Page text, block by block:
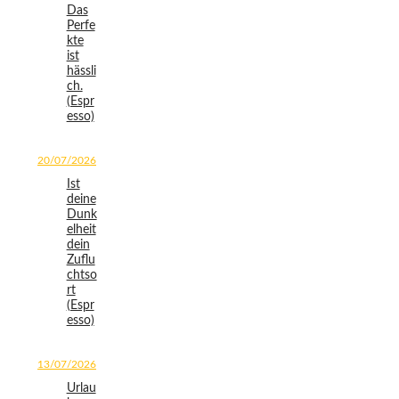
Das
Perfe
kte
ist
hässli
ch.
(Espr
esso)
20/07/2026
Ist
deine
Dunk
elheit
dein
Zuflu
chtso
rt
(Espr
esso)
13/07/2026
Urlau